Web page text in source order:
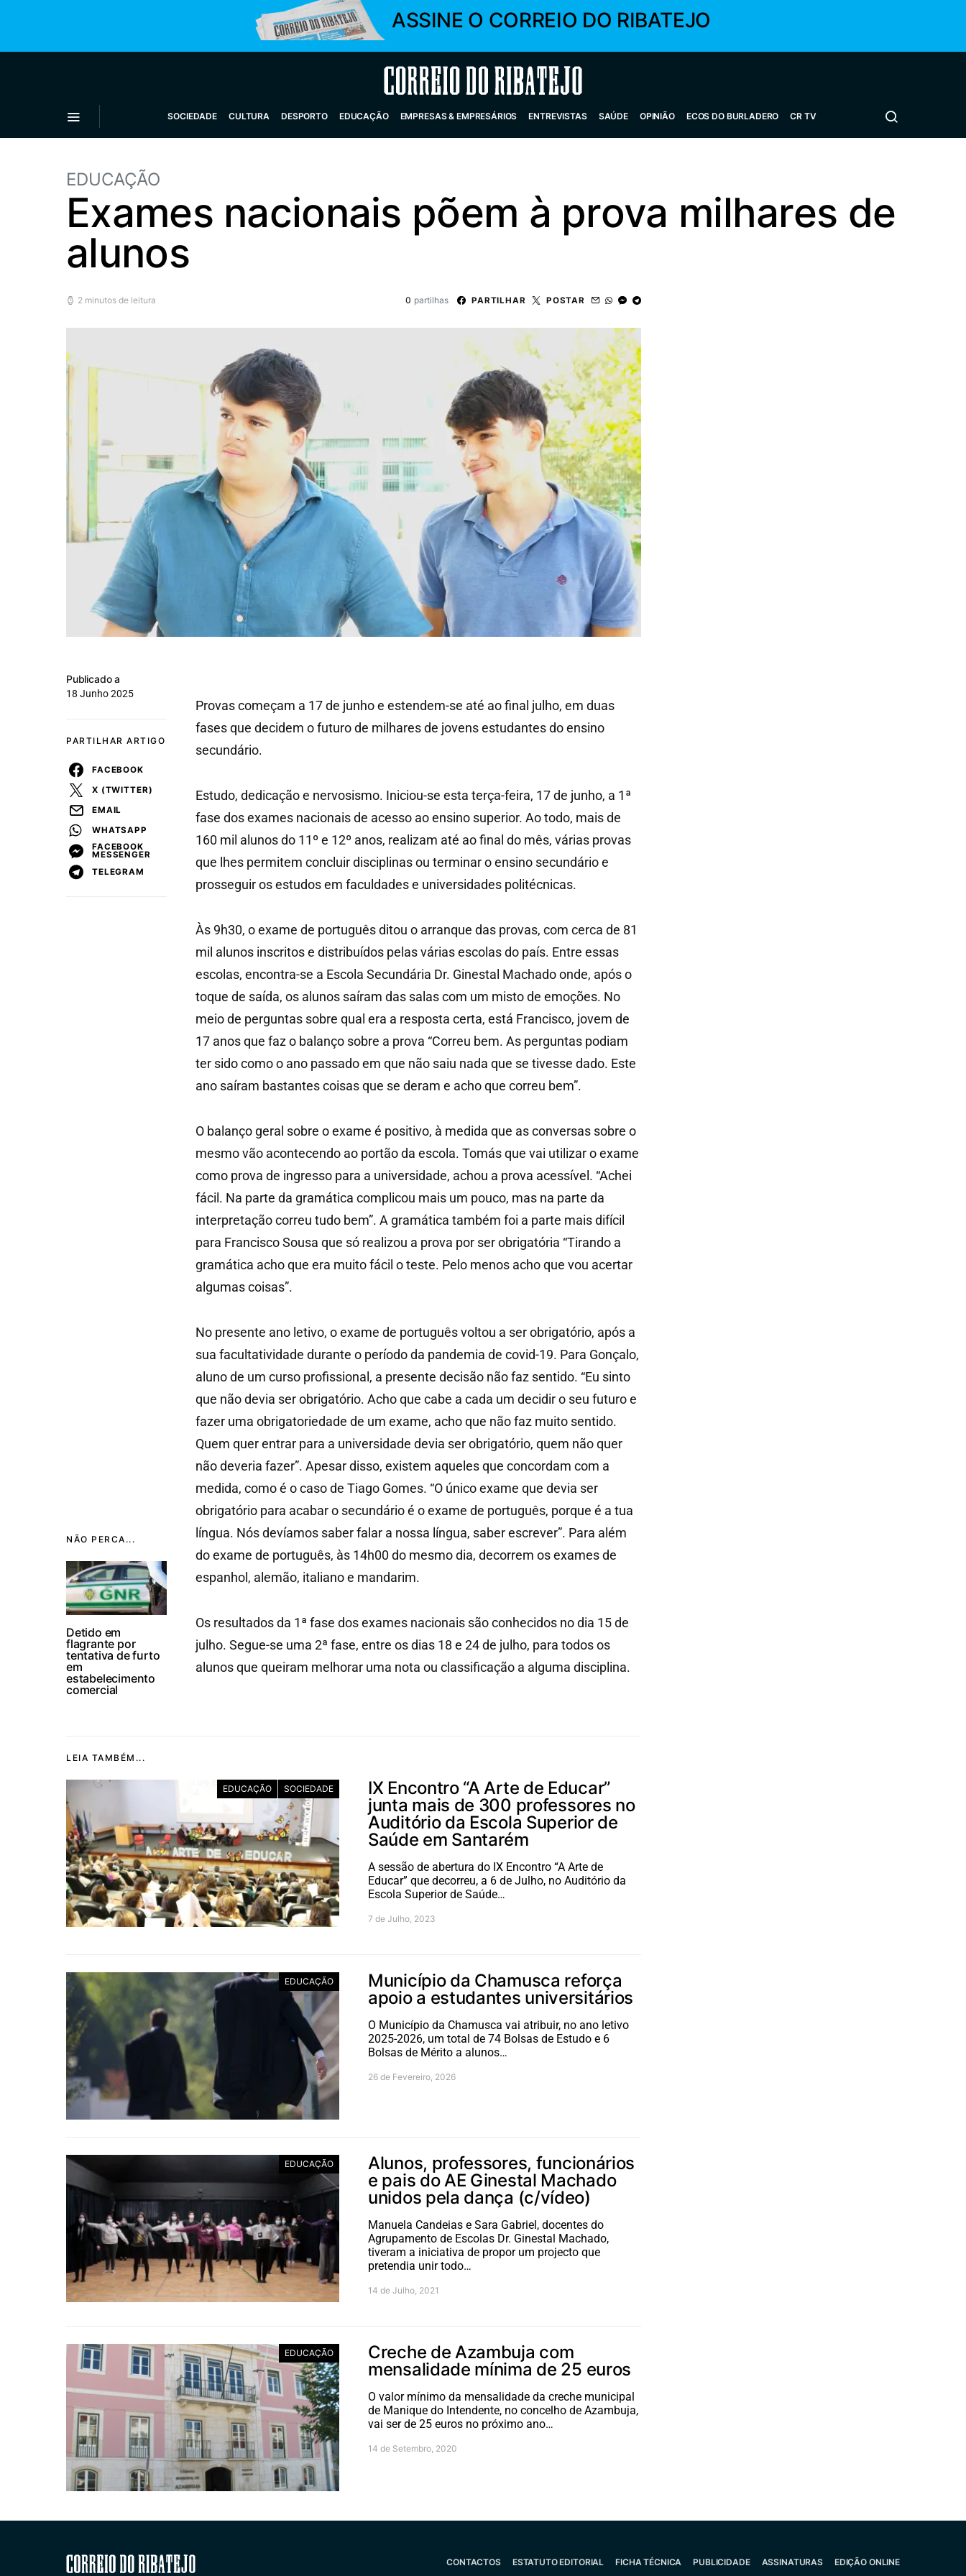
ASSINE O CORREIO DO RIBATEJO
Correio do Ribatejo
SOCIEDADE CULTURA DESPORTO EDUCAÇÃO EMPRESAS & EMPRESÁRIOS ENTREVISTAS SAÚDE OPINIÃO ECOS DO BURLADERO CR TV
EDUCAÇÃO
Exames nacionais põem à prova milhares de
alunos
2 minutos de leitura 0 partilhas PARTILHAR POSTAR
NÃO PERCA...
Detido em
flagrante por
tentativa de furto
em
estabelecimento
comercial
Publicado a
18 Junho 2025
PARTILHAR ARTIGO
FACEBOOK
X (TWITTER)
EMAIL
WHATSAPP
FACEBOOK
MESSENGER
TELEGRAM
Provas começam a 17 de junho e estendem-se até ao final julho, em duas
fases que decidem o futuro de milhares de jovens estudantes do ensino
secundário.
Estudo, dedicação e nervosismo. Iniciou-se esta terça-feira, 17 de junho, a 1ª
fase dos exames nacionais de acesso ao ensino superior. Ao todo, mais de
160 mil alunos do 11º e 12º anos, realizam até ao final do mês, várias provas
que lhes permitem concluir disciplinas ou terminar o ensino secundário e
prosseguir os estudos em faculdades e universidades politécnicas.
Às 9h30, o exame de português ditou o arranque das provas, com cerca de 81
mil alunos inscritos e distribuídos pelas várias escolas do país. Entre essas
escolas, encontra-se a Escola Secundária Dr. Ginestal Machado onde, após o
toque de saída, os alunos saíram das salas com um misto de emoções. No
meio de perguntas sobre qual era a resposta certa, está Francisco, jovem de
17 anos que faz o balanço sobre a prova “Correu bem. As perguntas podiam
ter sido como o ano passado em que não saiu nada que se tivesse dado. Este
ano saíram bastantes coisas que se deram e acho que correu bem”.
O balanço geral sobre o exame é positivo, à medida que as conversas sobre o
mesmo vão acontecendo ao portão da escola. Tomás que vai utilizar o exame
como prova de ingresso para a universidade, achou a prova acessível. “Achei
fácil. Na parte da gramática complicou mais um pouco, mas na parte da
interpretação correu tudo bem”. A gramática também foi a parte mais difícil
para Francisco Sousa que só realizou a prova por ser obrigatória “Tirando a
gramática acho que era muito fácil o teste. Pelo menos acho que vou acertar
algumas coisas”.
No presente ano letivo, o exame de português voltou a ser obrigatório, após a
sua facultatividade durante o período da pandemia de covid-19. Para Gonçalo,
aluno de um curso profissional, a presente decisão não faz sentido. “Eu sinto
que não devia ser obrigatório. Acho que cabe a cada um decidir o seu futuro e
fazer uma obrigatoriedade de um exame, acho que não faz muito sentido.
Quem quer entrar para a universidade devia ser obrigatório, quem não quer
não deveria fazer”. Apesar disso, existem aqueles que concordam com a
medida, como é o caso de Tiago Gomes. “O único exame que devia ser
obrigatório para acabar o secundário é o exame de português, porque é a tua
língua. Nós devíamos saber falar a nossa língua, saber escrever”. Para além
do exame de português, às 14h00 do mesmo dia, decorrem os exames de
espanhol, alemão, italiano e mandarim.
Os resultados da 1ª fase dos exames nacionais são conhecidos no dia 15 de
julho. Segue-se uma 2ª fase, entre os dias 18 e 24 de julho, para todos os
alunos que queiram melhorar uma nota ou classificação a alguma disciplina.
LEIA TAMBÉM...
EDUCAÇÃO SOCIEDADE
IX Encontro “A Arte de Educar”
junta mais de 300 professores no
Auditório da Escola Superior de
Saúde em Santarém
A sessão de abertura do IX Encontro “A Arte de
Educar” que decorreu, a 6 de Julho, no Auditório da
Escola Superior de Saúde…
7 de Julho, 2023
EDUCAÇÃO
Município da Chamusca reforça
apoio a estudantes universitários
O Município da Chamusca vai atribuir, no ano letivo
2025-2026, um total de 74 Bolsas de Estudo e 6
Bolsas de Mérito a alunos…
26 de Fevereiro, 2026
EDUCAÇÃO
Alunos, professores, funcionários
e pais do AE Ginestal Machado
unidos pela dança (c/vídeo)
Manuela Candeias e Sara Gabriel, docentes do
Agrupamento de Escolas Dr. Ginestal Machado,
tiveram a iniciativa de propor um projecto que
pretendia unir todo…
14 de Julho, 2021
EDUCAÇÃO
Creche de Azambuja com
mensalidade mínima de 25 euros
O valor mínimo da mensalidade da creche municipal
de Manique do Intendente, no concelho de Azambuja,
vai ser de 25 euros no próximo ano…
14 de Setembro, 2020
Correio do Ribatejo CONTACTOS ESTATUTO EDITORIAL FICHA TÉCNICA PUBLICIDADE ASSINATURAS EDIÇÃO ONLINE